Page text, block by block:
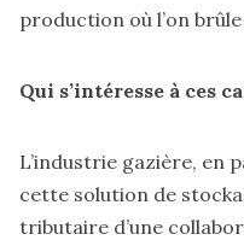
production où l’on
Qui s’intéresse à ces
L’industrie gazière, en
cette solution de
tributaire d’une